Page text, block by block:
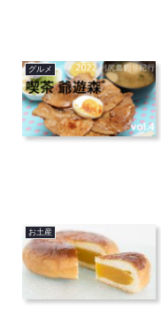
グルメ
お土産